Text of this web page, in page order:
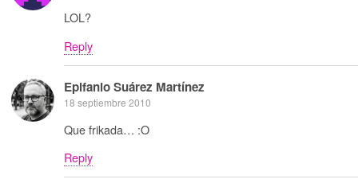
LOL?
Reply
Epifanio Suárez Martínez
18 septiembre 2010
Que frikada… :O
Reply